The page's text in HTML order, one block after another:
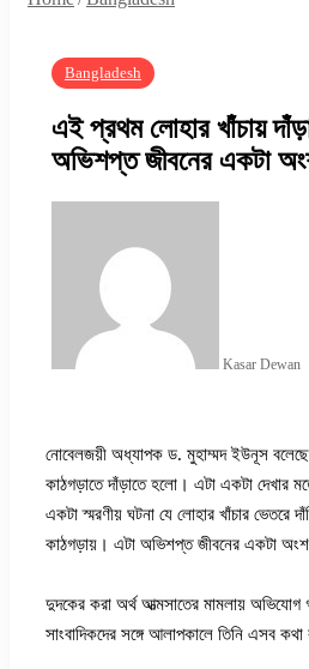
Bangladesh
এই প্রথম লোহার খাঁচায়
অভিশপ্ত জীবনের একটা
Kasar Dewan
নোবেলজয়ী অধ্যাপক ড. মুহাম্মদ ইউনূস
কাঠগড়াতে দাঁড়াতে হলো। এটা একটা দেখার
একটা স্মরণীয় ঘটনা যে লোহার খাঁচার ভেতরে
কাঠগড়ায়। এটা অভিশপ্ত জীবনের একটা
দুদকের করা অর্থ আত্মসাতের মামলায় অভিযোগ
সাংবাদিকদের সঙ্গে আলাপকালে তিনি এসব